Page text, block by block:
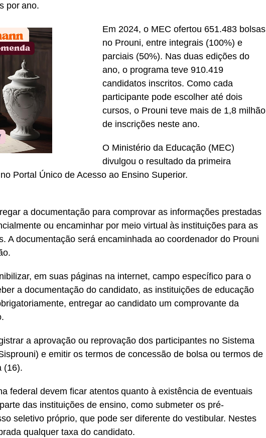
por ano.
Em 2024, o MEC ofertou 651.483 bolsas
no Prouni, entre integrais (100%) e
parciais (50%). Nas duas edições do
ano, o programa teve 910.419
candidatos inscritos. Como cada
participante pode escolher até dois
cursos, o Prouni teve mais de 1,8 milhão
de inscrições neste ano.
O Ministério da Educação (MEC)
divulgou o resultado da primeira
Portal Único de Acesso ao Ensino Superior.
a documentação para comprovar as informações prestadas
ou encaminhar por meio virtual às instituições para as
A documentação será encaminhada ao coordenador do Prouni
em suas páginas na internet, campo específico para o
a documentação do candidato, as instituições de educação
entregar ao candidato um comprovante da
a aprovação ou reprovação dos participantes no Sistema
e emitir os termos de concessão de bolsa ou termos de
(16).
federal devem ficar atentos quanto à existência de eventuais
das instituições de ensino, como submeter os pré-
seletivo próprio, que pode ser diferente do vestibular. Nestes
qualquer taxa do candidato.